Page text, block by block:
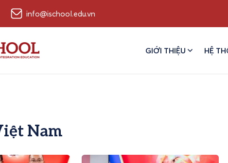
info@ischool.edu.vn
GIỚI THIỆU HỆ
Nam